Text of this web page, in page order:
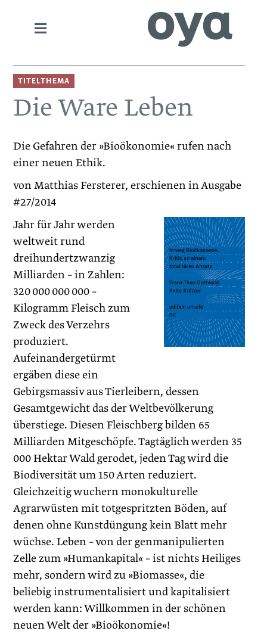
TITELTHEMA
Die Ware Leben
Die Gefahren der »Bioökonomie« rufen nach
einer neuen Ethik.
von Matthias Fersterer, erschienen in Ausgabe
#27/2014
Jahr für Jahr werden
weltweit rund
dreihundertzwanzig
Milliarden – in Zahlen:
320 000 000 000 –
Kilogramm Fleisch zum
Zweck des Verzehrs
produziert.
Aufeinandergetürmt
ergäben diese ein
Gebirgsmassiv aus Tierleibern, dessen
Gesamtgewicht das der Weltbevölkerung
überstiege. Diesen Fleischberg bilden 65
Milliarden Mitgeschöpfe. Tagtäglich werden 35
000 Hektar Wald gerodet, jeden Tag wird die
Biodiversität um 150 Arten reduziert.
Gleichzeitig wuchern monokulturelle
Agrarwüsten mit totgespritzten Böden, auf
denen ohne Kunstdüngung kein Blatt mehr
wüchse. Leben – von der genmanipulierten
Zelle zum »Humankapital« – ist nichts Heiliges
mehr, sondern wird zu »Biomasse«, die
beliebig instrumentalisiert und kapitalisiert
werden kann: Willkommen in der schönen
neuen Welt der »Bioökonomie«!